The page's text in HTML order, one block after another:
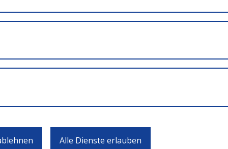
Alle Dienste erlauben